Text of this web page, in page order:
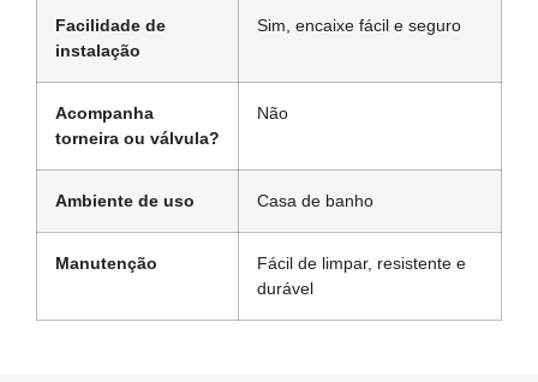
Facilidade de
instalação
Sim, encaixe fácil e seguro
Acompanha
torneira ou válvula?
Não
Ambiente de uso Casa de banho
Manutenção
Fácil de limpar, resistente e
durável